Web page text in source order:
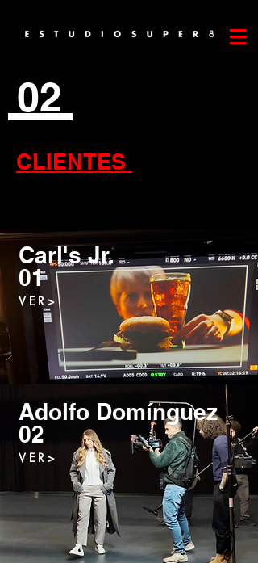
02
CLIENTES
Carl's Jr.
01
V E R >
Adolfo Domínguez
02
V E R >